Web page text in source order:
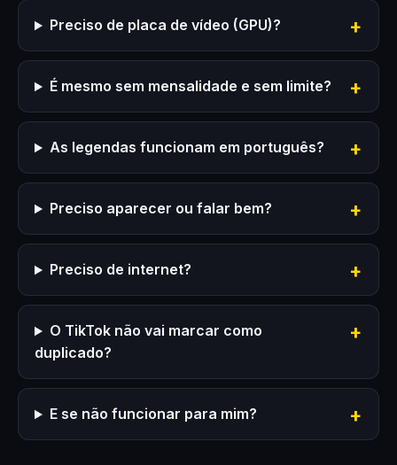
Preciso de placa de vídeo (GPU)?
É mesmo sem mensalidade e sem limite?
As legendas funcionam em português?
Preciso aparecer ou falar bem?
Preciso de internet?
O TikTok não vai marcar como
duplicado?
E se não funcionar para mim?